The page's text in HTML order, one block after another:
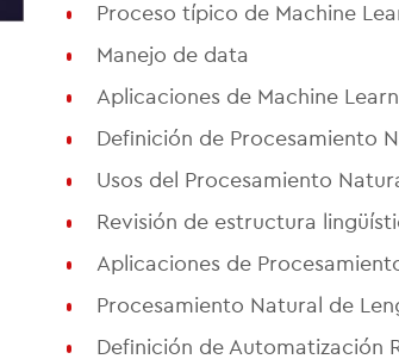
Proceso típico de Machine
Manejo de data
Aplicaciones de Machine
Definición de Procesamiento
Usos del Procesamiento
Revisión de estructura
Aplicaciones de
Procesamiento Natural de
Definición de Automatización